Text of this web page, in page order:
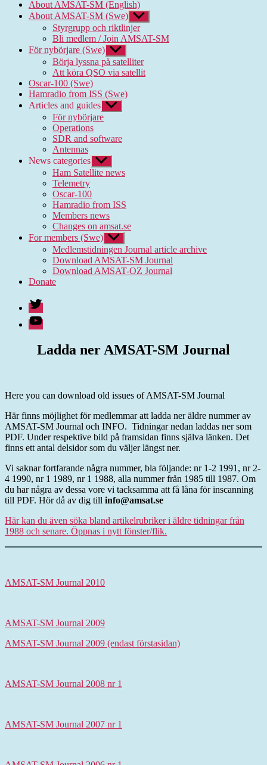
About AMSAT-SM (English)
About AMSAT-SM (Swe) Show
sub
menu
Styrgrupp och riktlinjer
Bli medlem / Join AMSAT-SM
För nybörjare (Swe) Show
sub
menu
Börja lyssna på satelliter
Att köra QSO via satellit
Oscar-100 (Swe)
Hamradio from ISS (Swe)
Articles and guides Show
sub
För nybörjare
Operations
SDR and software
Antennas
News categories Show
sub
menu
Ham Satellite news
Telemetry
Oscar-100
Hamradio from ISS
Members news
Changes on amsat.se
For members (Swe) Show
sub
menu
Medlemstidningen Journal article archive
Download AMSAT-SM Journal
Download AMSAT-OZ Journal
Donate
Twitter
Youtube
Ladda ner AMSAT-SM Journal
Here you can download old issues of AMSAT-SM Journal
Här finns möjlighet för medlemmar att ladda ner äldre nummer av
AMSAT-SM Journal och INFO. Tidningar nedan laddas ner som
PDF. Under respektive bild på framsidan finns själva länken. Det
finns ett antal delsidor som du väljer längst ner.
Vi saknar fortfarande några nummer, bla följande: nr 1-2 1991, nr 2-
4 1990, nr 1 1989, nr 1 1988, alla nummer från 1985 till 1987. Om
du har några av dessa vore vi tacksamma att få låna för inscanning
till PDF. Hör då av dig till info@amsat.se
Här kan du även söka bland artikelrubriker i äldre tidningar från
1988 och senare. Öppnas i nytt fönster/flik.
AMSAT-SM Journal 2010
AMSAT-SM Journal 2009
AMSAT-SM Journal 2009 (endast förstasidan)
AMSAT-SM Journal 2008 nr 1
AMSAT-SM Journal 2007 nr 1